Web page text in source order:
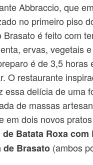
Abbraccio, que
no primeiro piso
Brasato é feito com
ervas, vegetais
é de 3,5 horas
O restaurante
essa delícia de uma
de massas
em dois novos
Batata Roxa com
de Brasato(ambos